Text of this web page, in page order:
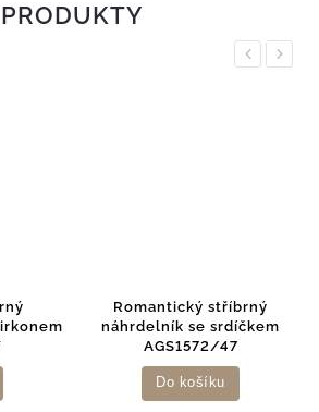
Previous
Romantický stříbrný
náhrdelník se srdíčkem
AGS1572/47
Do košíku
Next